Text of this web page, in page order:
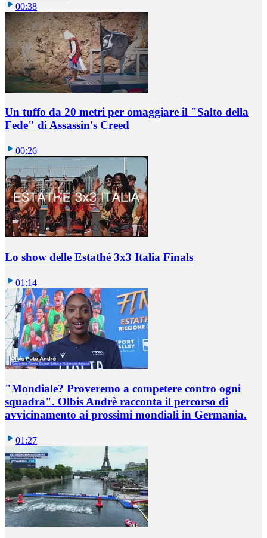
00:38
Un tuffo da 20 metri per omaggiare il "Salto della
Fede" di Assassin's Creed
00:26
Lo show delle Estathé 3x3 Italia Finals
01:14
"Mondiale? Proveremo a competere contro ogni
squadra". Olbis Andrè racconta il percorso di
avvicinamento ai prossimi mondiali in Germania.
01:27